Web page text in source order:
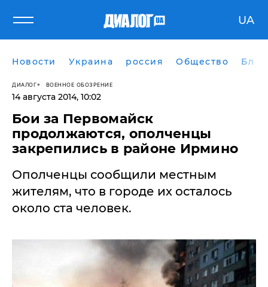
UA
Новости Украина россия Общество
ДИАЛОГ ВОЕННОЕ ОБОЗРЕНИЕ
14 августа 2014, 10:02
Бои за Первомайск
продолжаются, ополченцы
закрепились в районе Ирмино
Ополченцы сообщили местным
жителям, что в городе их осталось
около ста человек.